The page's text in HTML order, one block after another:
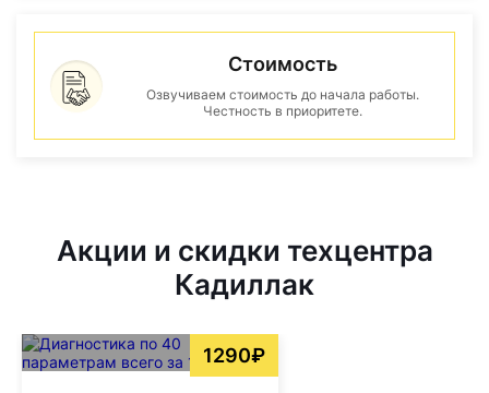
Стоимость
Озвучиваем стоимость до начала работы.
Честность в приоритете.
Акции и скидки техцентра
Кадиллак
1290₽